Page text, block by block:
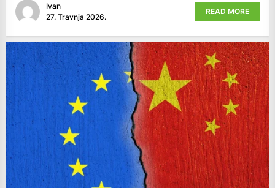
Ivan
27. Travnja 2026.
READ MORE